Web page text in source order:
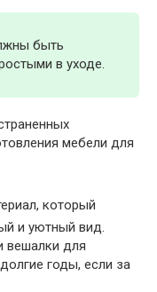
быть
в уходе.
мебели для
который
и уютный вид.
вешалки для
годы, если за